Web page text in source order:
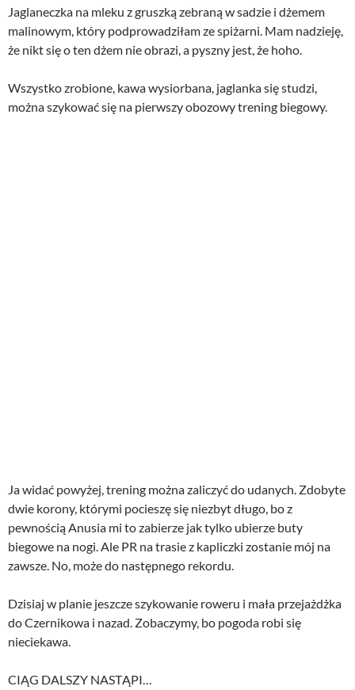
Jaglaneczka na mleku z gruszką zebraną w sadzie i dżemem
malinowym, który podprowadziłam ze spiżarni. Mam nadzieję,
że nikt się o ten dżem nie obrazi, a pyszny jest, że hoho.
Wszystko zrobione, kawa wysiorbana, jaglanka się studzi,
można szykować się na pierwszy obozowy trening biegowy.
Ja widać powyżej, trening można zaliczyć do udanych. Zdobyte
dwie korony, którymi pocieszę się niezbyt długo, bo z
pewnością Anusia mi to zabierze jak tylko ubierze buty
biegowe na nogi. Ale PR na trasie z kapliczki zostanie mój na
zawsze. No, może do następnego rekordu.
Dzisiaj w planie jeszcze szykowanie roweru i mała przejażdżka
do Czernikowa i nazad. Zobaczymy, bo pogoda robi się
nieciekawa.
CIĄG DALSZY NASTĄPI…